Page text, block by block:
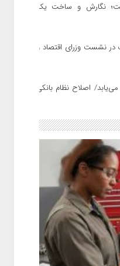
نگارش و ساخت یک
در نشست وزرای اقتصاد و
اصلاح نظام بانکی